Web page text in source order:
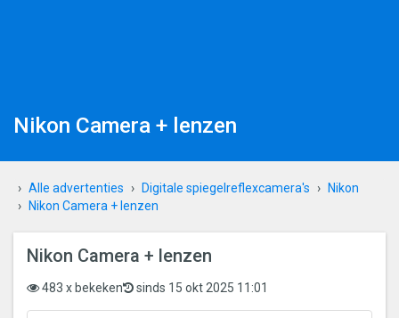
Nikon Camera + lenzen
Alle advertenties Digitale spiegelreflexcamera's
Nikon
Nikon Camera + lenzen
Nikon Camera + lenzen
483 x bekeken sinds 15 okt 2025 11:01